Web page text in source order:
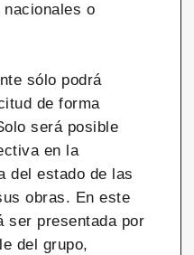
o
sólo podrá
de forma
será posible
en la
del estado de las
obras. En este
ser presentada por
del grupo,